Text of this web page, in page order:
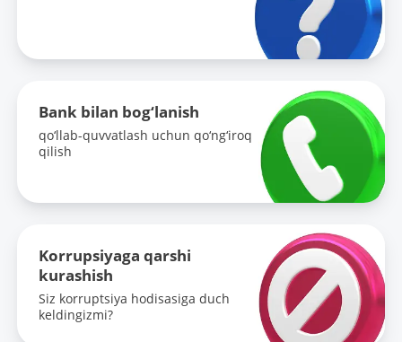
Bank bilan bog‘lanish
qo‘llab-quvvatlash uchun qo‘ng‘iroq
qilish
Korrupsiyaga qarshi
kurashish
Siz korruptsiya hodisasiga duch
keldingizmi?